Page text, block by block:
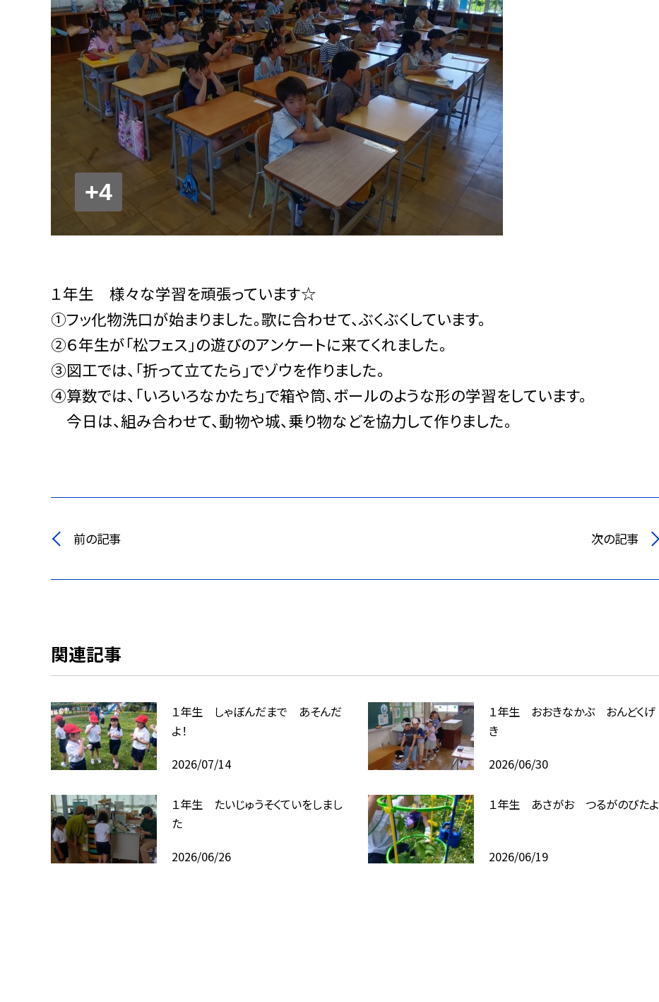
+4
１年生 様々な学習を頑張っています☆
①フッ化物洗口が始まりました。歌に合わせて、ぶくぶくしています。
②６年生が「松フェス」の遊びのアンケートに来てくれました。
③図工では、「折って立てたら」でゾウを作りました。
④算数では、「いろいろなかたち」で箱や筒、ボールのような形の学習をしています。
今日は、組み合わせて、動物や城、乗り物などを協力して作りました。
前の記事 次の記事
関連記事
１年生 しゃぼんだまで あそんだ
よ！
2026/07/14
１年生 おおきなかぶ おんどくげ
き
2026/06/30
１年生 たいじゅうそくていをしまし
た
2026/06/26
１年生 あさがお つるがのびたよ
2026/06/19